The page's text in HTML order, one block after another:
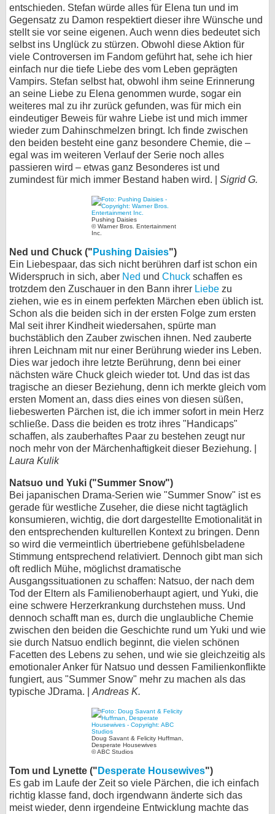
entschieden. Stefan würde alles für Elena tun und im
Gegensatz zu Damon respektiert dieser ihre Wünsche und
stellt sie vor seine eigenen. Auch wenn dies bedeutet sich
selbst ins Unglück zu stürzen. Obwohl diese Aktion für
viele Controversen im Fandom geführt hat, sehe ich hier
einfach nur die tiefe Liebe des vom Leben geprägten
Vampirs. Stefan selbst hat, obwohl ihm seine Erinnerung
an seine Liebe zu Elena genommen wurde, sogar ein
weiteres mal zu ihr zurück gefunden, was für mich ein
eindeutiger Beweis für wahre Liebe ist und mich immer
wieder zum Dahinschmelzen bringt. Ich finde zwischen
den beiden besteht eine ganz besondere Chemie, die –
egal was im weiteren Verlauf der Serie noch alles
passieren wird – etwas ganz Besonderes ist und
zumindest für mich immer Bestand haben wird. | Sigrid G.
Pushing Daisies
© Warner Bros. Entertainment
Inc.
Ned und Chuck (" Pushing Daisies")
Ein Liebespaar, das sich nicht berühren darf ist schon ein
Widerspruch in sich, aber Ned und Chuck schaffen es
trotzdem den Zuschauer in den Bann ihrer Liebe zu
ziehen, wie es in einem perfekten Märchen eben üblich ist.
Schon als die beiden sich in der ersten Folge zum ersten
Mal seit ihrer Kindheit wiedersahen, spürte man
buchstäblich den Zauber zwischen ihnen. Ned zauberte
ihren Leichnam mit nur einer Berührung wieder ins Leben.
Dies war jedoch ihre letzte Berührung, denn bei einer
nächsten wäre Chuck gleich wieder tot. Und das ist das
tragische an dieser Beziehung, denn ich merkte gleich vom
ersten Moment an, dass dies eines von diesen süßen,
liebeswerten Pärchen ist, die ich immer sofort in mein Herz
schließe. Dass die beiden es trotz ihres "Handicaps"
schaffen, als zauberhaftes Paar zu bestehen zeugt nur
noch mehr von der Märchenhaftigkeit dieser Beziehung. |
Laura Kulik
Natsuo und Yuki ("Summer Snow")
Bei japanischen Drama-Serien wie "Summer Snow" ist es
gerade für westliche Zuseher, die diese nicht tagtäglich
konsumieren, wichtig, die dort dargestellte Emotionalität in
den entsprechenden kulturellen Kontext zu bringen. Denn
so wird die vermeintlich übertriebene gefühlsbeladene
Stimmung entsprechend relativiert. Dennoch gibt man sich
oft redlich Mühe, möglichst dramatische
Ausgangssituationen zu schaffen: Natsuo, der nach dem
Tod der Eltern als Familienoberhaupt agiert, und Yuki, die
eine schwere Herzerkrankung durchstehen muss. Und
dennoch schafft man es, durch die unglaubliche Chemie
zwischen den beiden die Geschichte rund um Yuki und wie
sie durch Natsuo endlich beginnt, die vielen schönen
Facetten des Lebens zu sehen, und wie sie gleichzeitig als
emotionaler Anker für Natsuo und dessen Familienkonflikte
fungiert, aus "Summer Snow" mehr zu machen als das
typische JDrama. | Andreas K.
Doug Savant & Felicity Huffman,
Desperate Housewives
© ABC Studios
Tom und Lynette (" Desperate Housewives")
Es gab im Laufe der Zeit so viele Pärchen, die ich einfach
richtig klasse fand, doch irgendwann änderte sich das
meist wieder, denn irgendeine Entwicklung machte das